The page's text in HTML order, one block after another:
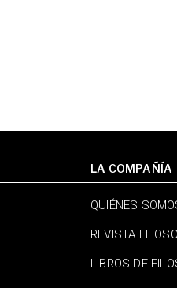
LA COMPAÑÍA
QUIÉNES
REVISTA
LIBROS DE